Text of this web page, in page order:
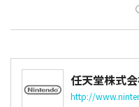
任天堂株式
http://